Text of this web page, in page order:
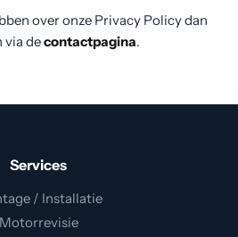
over onze Privacy Policy dan
via decontactpagina.
Services
/ Installatie
Motorrevisie